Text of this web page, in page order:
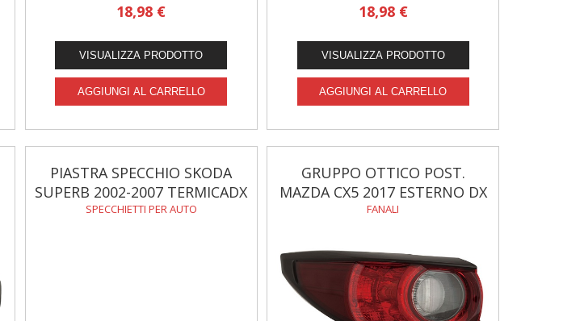
18,98 € 18,98 €
PIASTRA SPECCHIO SKODA
SUPERB 2002-2007 TERMICADX
SPECCHIETTI PER AUTO
GRUPPO OTTICO POST.
MAZDA CX5 2017 ESTERNO DX
FANALI